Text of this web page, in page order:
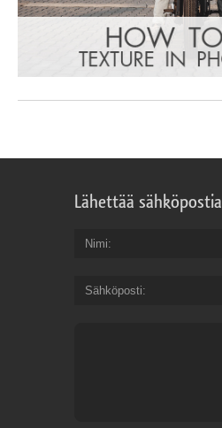
Lähettää sähköpostia
Nimi
Sähköposti